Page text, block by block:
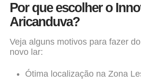
Por que escolher o
Aricanduva?
Veja alguns motivos para fazer
novo lar:
Ótima localização na Zona